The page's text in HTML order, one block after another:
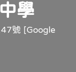
學
號 [Google